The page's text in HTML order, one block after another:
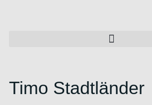
Timo Stadtländer